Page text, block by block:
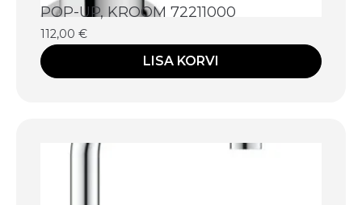
POP-UP, KROOM 72211000
112,00 €
LISA KORVI